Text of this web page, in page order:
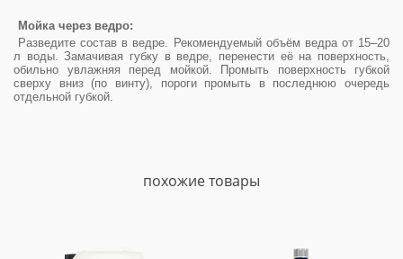
Мойка через ведро:
Разведите состав в ведре. Рекомендуемый объём ведра от 15–20
л воды. Замачивая губку в ведре, перенести её на поверхность,
обильно увлажняя перед мойкой. Промыть поверхность губкой
сверху вниз (по винту), пороги промыть в последнюю очередь
отдельной губкой.
похожие товары